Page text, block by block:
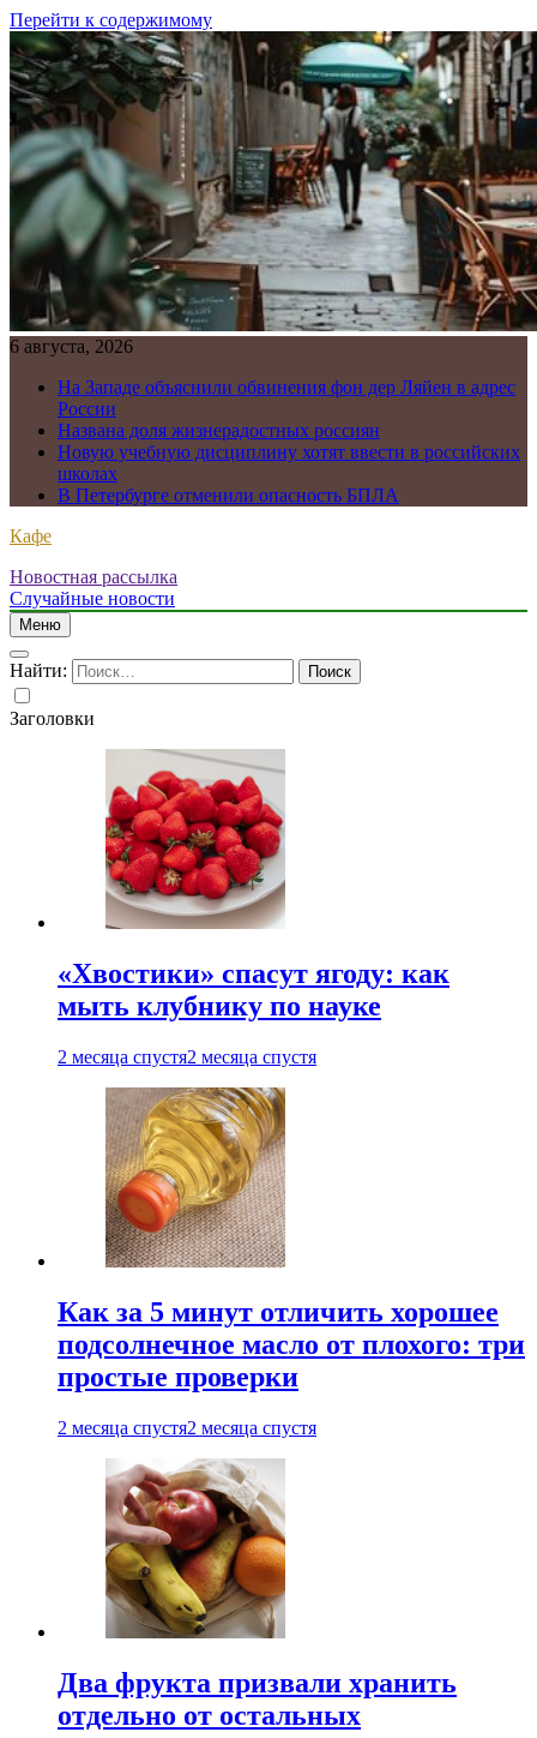
Перейти к содержимому
6 августа, 2026
На Западе объяснили обвинения фон дер Ляйен в адрес
России
Названа доля жизнерадостных россиян
Новую учебную дисциплину хотят ввести в российских
школах
В Петербурге отменили опасность БПЛА
Кафе
Новостная рассылка
Случайные новости
Меню
Найти:
Заголовки
«Хвостики» спасут ягоду: как
мыть клубнику по науке
2 месяца спустя2 месяца спустя
Как за 5 минут отличить хорошее
подсолнечное масло от плохого: три
простые проверки
2 месяца спустя2 месяца спустя
Два фрукта призвали хранить
отдельно от остальных